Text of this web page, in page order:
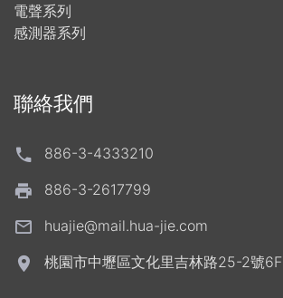
電聲系列
感測器系列
聯絡我們
886-3-4333210
886-3-2617799
huajie@mail.hua-jie.com
桃園市中壢區文化里吉林路25-2號6F